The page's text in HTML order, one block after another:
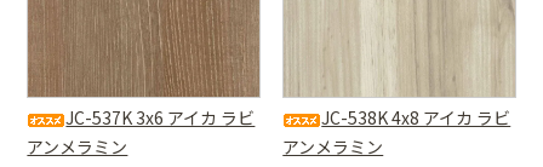
JC-537K 3x6 アイカ ラビ
アンメラミン
JC-538K 4x8 アイカ ラビ
アンメラミン